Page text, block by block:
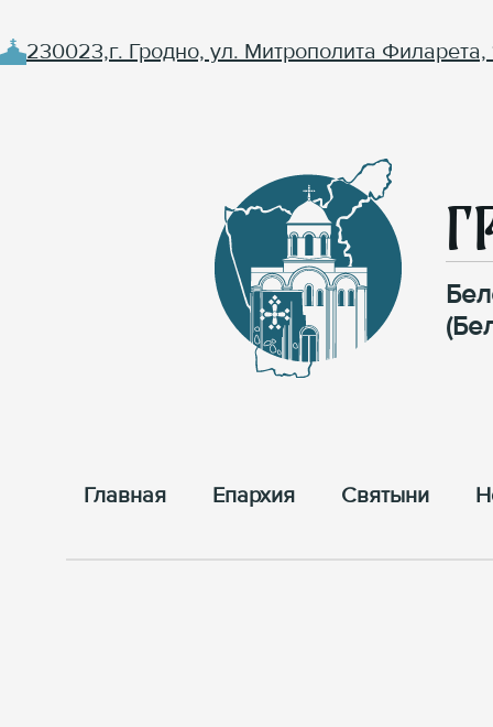
230023,г. Гродно, ул. Митрополита Филарета,
Главная Епархия Cвятыни